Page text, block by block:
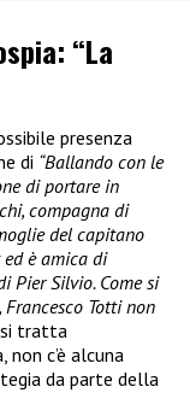
“La
presenza
di “Ballando con le
di portare in
compagna di
del capitano
è amica di
Pier Silvio. Come si
Totti non
si tratta
c’è alcuna
da parte della